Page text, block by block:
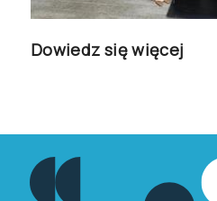
Dowiedz się więcej